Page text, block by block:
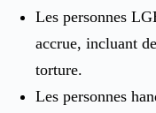
Les personnes
accrue, incluant
torture.
Les personnes